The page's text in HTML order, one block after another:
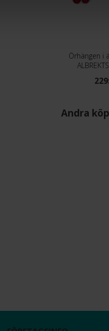
Örhängen i
Andra